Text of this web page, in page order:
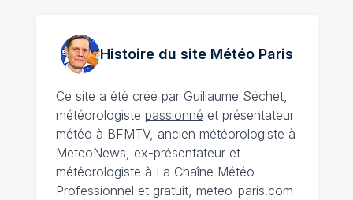
Histoire du site MétéoParis
Ce site a été créé par Guillaume Séchet,
météorologiste passionné et présentateur
météo à BFMTV, ancien météorologiste à
MeteoNews, ex-présentateur et
météorologiste à La Chaîne Météo
Professionnel et gratuit, meteo-paris.com